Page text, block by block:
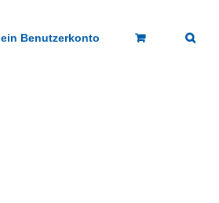
Benutzerkonto